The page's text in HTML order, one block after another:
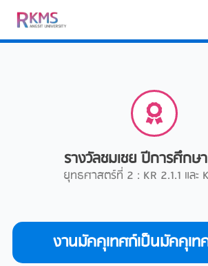
content
รางวัลชมเชย ปีการศึกษ
ยุทธศาสตร์ที่ 2 : KR 2.1.1 และ
งานมัคคุเทศก์เป็นมัคคุเท